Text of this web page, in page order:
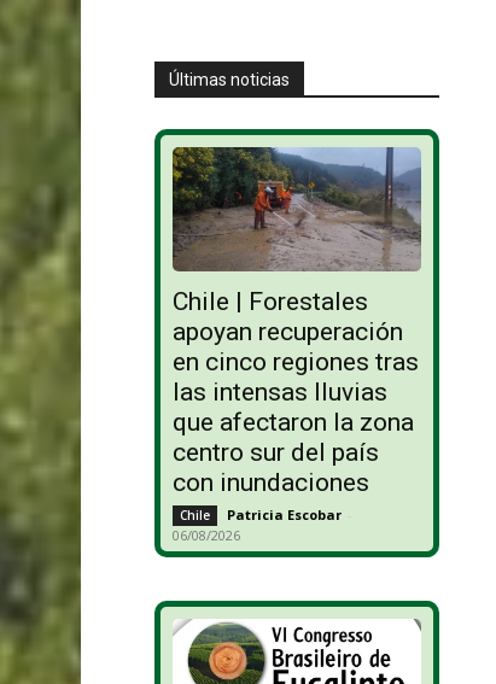
Últimas noticias
Chile | Forestales
apoyan recuperación
en cinco regiones tras
las intensas lluvias
que afectaron la zona
centro sur del país
con inundaciones
Chile Patricia Escobar -
06/08/2026